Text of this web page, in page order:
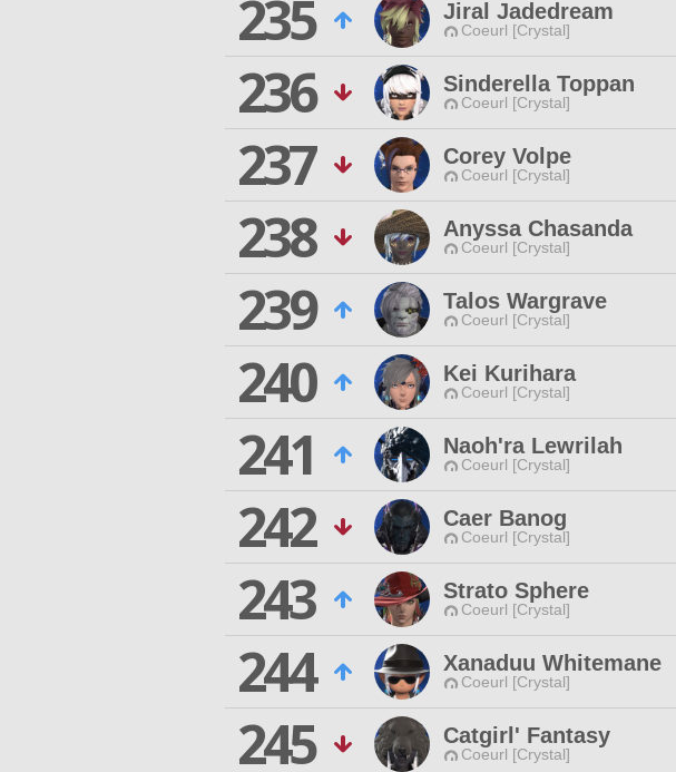
235
Jiral Jadedream
Coeurl [Crystal]
236
Sinderella Toppan
Coeurl [Crystal]
237
Corey Volpe
Coeurl [Crystal]
238
Anyssa Chasanda
Coeurl [Crystal]
239
Talos Wargrave
Coeurl [Crystal]
240
Kei Kurihara
Coeurl [Crystal]
241
Naoh'ra Lewrilah
Coeurl [Crystal]
242
Caer Banog
Coeurl [Crystal]
243
Strato Sphere
Coeurl [Crystal]
244
Xanaduu Whitemane
Coeurl [Crystal]
245
Catgirl' Fantasy
Coeurl [Crystal]